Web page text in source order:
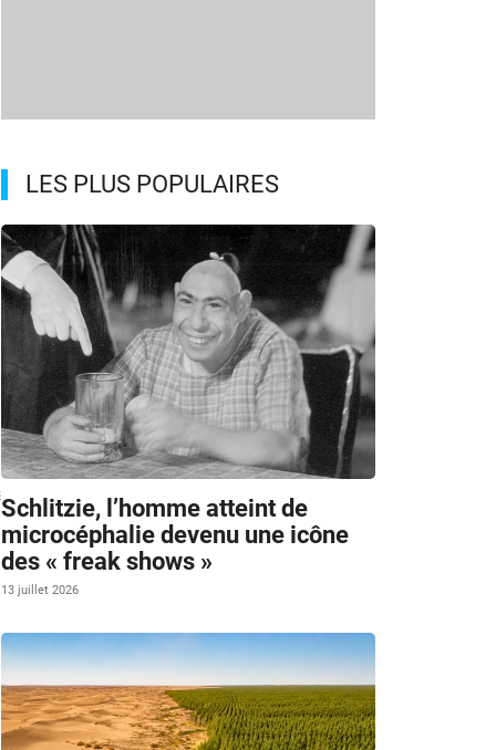
LES PLUS POPULAIRES
Schlitzie, l’homme atteint de
microcéphalie devenu une icône
des « freak shows »
13 juillet 2026